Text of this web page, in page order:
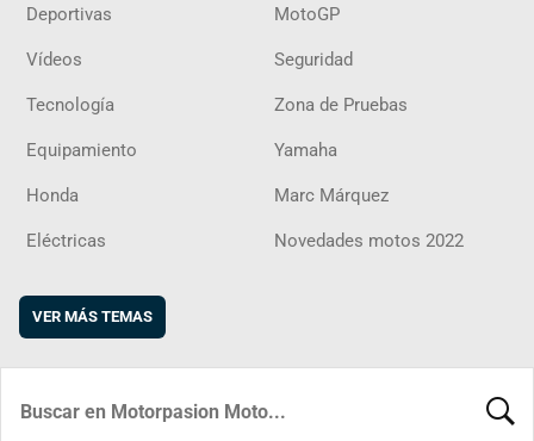
Deportivas MotoGP
Vídeos Seguridad
Tecnología Zona de Pruebas
Equipamiento Yamaha
Honda Marc Márquez
Eléctricas Novedades motos 2022
VER MÁS TEMAS